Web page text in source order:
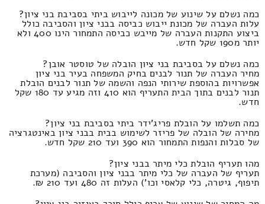
כמה נשלם על שינוע של מכונה לייבוש ביתי בסביבת בני ציון?
עלות העברה של מכונת ייבוש כביסה בבני ציון והסביבה כולל
ביצוע התקנות העברה של מייבש כביסה התמחור הינו 400 ולא
יותר מ190 שקל חדש.
כמה נשלם על בסביבת בני ציון הובלה של טוסטר אובן?
מחיר העברה של תנור לבנים בחיק המשפחה בעיר בני ציון
אפשרויות בהוספת שירותי הנפה והשמה של תנור לבנים הובלת
תנור לבנים בתוך הבית התעריף הוא 410 וזה מגיע עד 180 שקל
חדש.
כמה תשלמו על הובלת פריג'ידר ביתי בסביבת בני ציון?
מחירה של הובלה של פריזר לשימוש בבית בבני ציון באינטגרציה
של סבלות והנפות התמחור הוא 390 ועד 210 שקל חדש.
מהו תעריף הובלת כלי מיתר בבני ציון?
תעריף של העברה של כלי מיתר בבני ציון והסביבה (מערכת
תיפוף, גיטרה, כלי קלאסי וכו') העלות זה 480 ועד 210 ₪.